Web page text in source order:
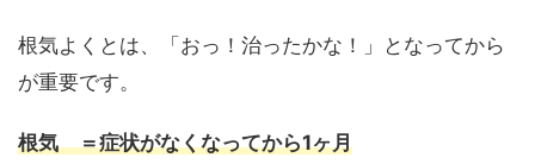
根気よくとは、「おっ！治ったかな！」となってから
が重要です。
根気 ＝症状がなくなってから1ヶ月